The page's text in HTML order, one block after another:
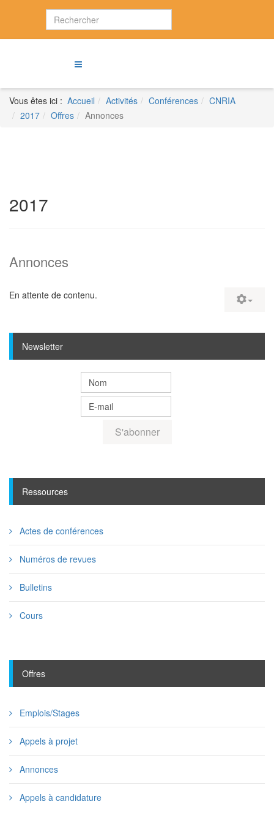
Vous êtes ici : Accueil Activités Conférences
CNRIA
2017
Offres Annonces
2017
Annonces
En attente de contenu.
Newsletter
Ressources
Actes de conférences
Numéros de revues
Bulletins
Cours
Offres
Emplois/Stages
Appels à projet
Annonces
Appels à candidature